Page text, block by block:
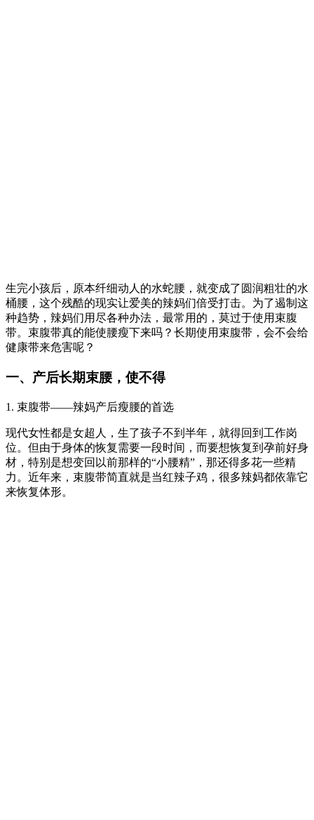
生完小孩后，原本纤细动人的水蛇腰，就变成了圆润粗壮的水
桶腰，这个残酷的现实让爱美的辣妈们倍受打击。为了遏制这
种趋势，辣妈们用尽各种办法，最常用的，莫过于使用束腹
带。束腹带真的能使腰瘦下来吗？长期使用束腹带，会不会给
健康带来危害呢？
一、产后长期束腰，使不得
1. 束腹带——辣妈产后瘦腰的首选
现代女性都是女超人，生了孩子不到半年，就得回到工作岗
位。但由于身体的恢复需要一段时间，而要想恢复到孕前好身
材，特别是想变回以前那样的“小腰精”，那还得多花一些精
力。近年来，束腹带简直就是当红辣子鸡，很多辣妈都依靠它
来恢复体形。